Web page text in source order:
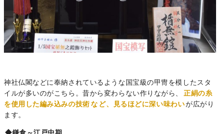
神社仏閣などに奉納されているような国宝級の甲冑を模したスタ
イルが多いのがこちら。昔から変わらない作りながら、
正絹の糸
を使用した編み込みの技術 な ど、見るほどに深い味わいが広がり
ます。